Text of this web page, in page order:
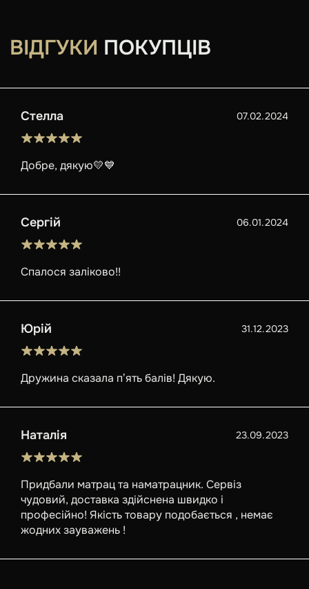
ВІДГУКИ ПОКУПЦІВ
Стелла 07.02.2024
Добре, дякую💛💙
Сергій 06.01.2024
Спалося заліково!!
Юрій 31.12.2023
Дружина сказала пʼять балів! Дякую.
Наталія 23.09.2023
Придбали матрац та наматрацник. Сервіз
чудовий, доставка здійснена швидко і
професійно! Якість товару подобається , немає
жодних зауважень !